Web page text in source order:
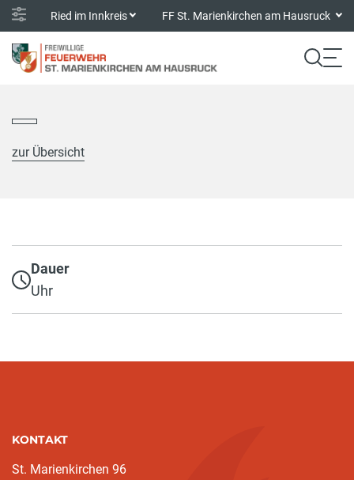
Ried im Innkreis FF St. Marienkirchen am Hausruck
zur Übersicht
Dauer
Uhr
KONTAKT
St. Marienkirchen 96